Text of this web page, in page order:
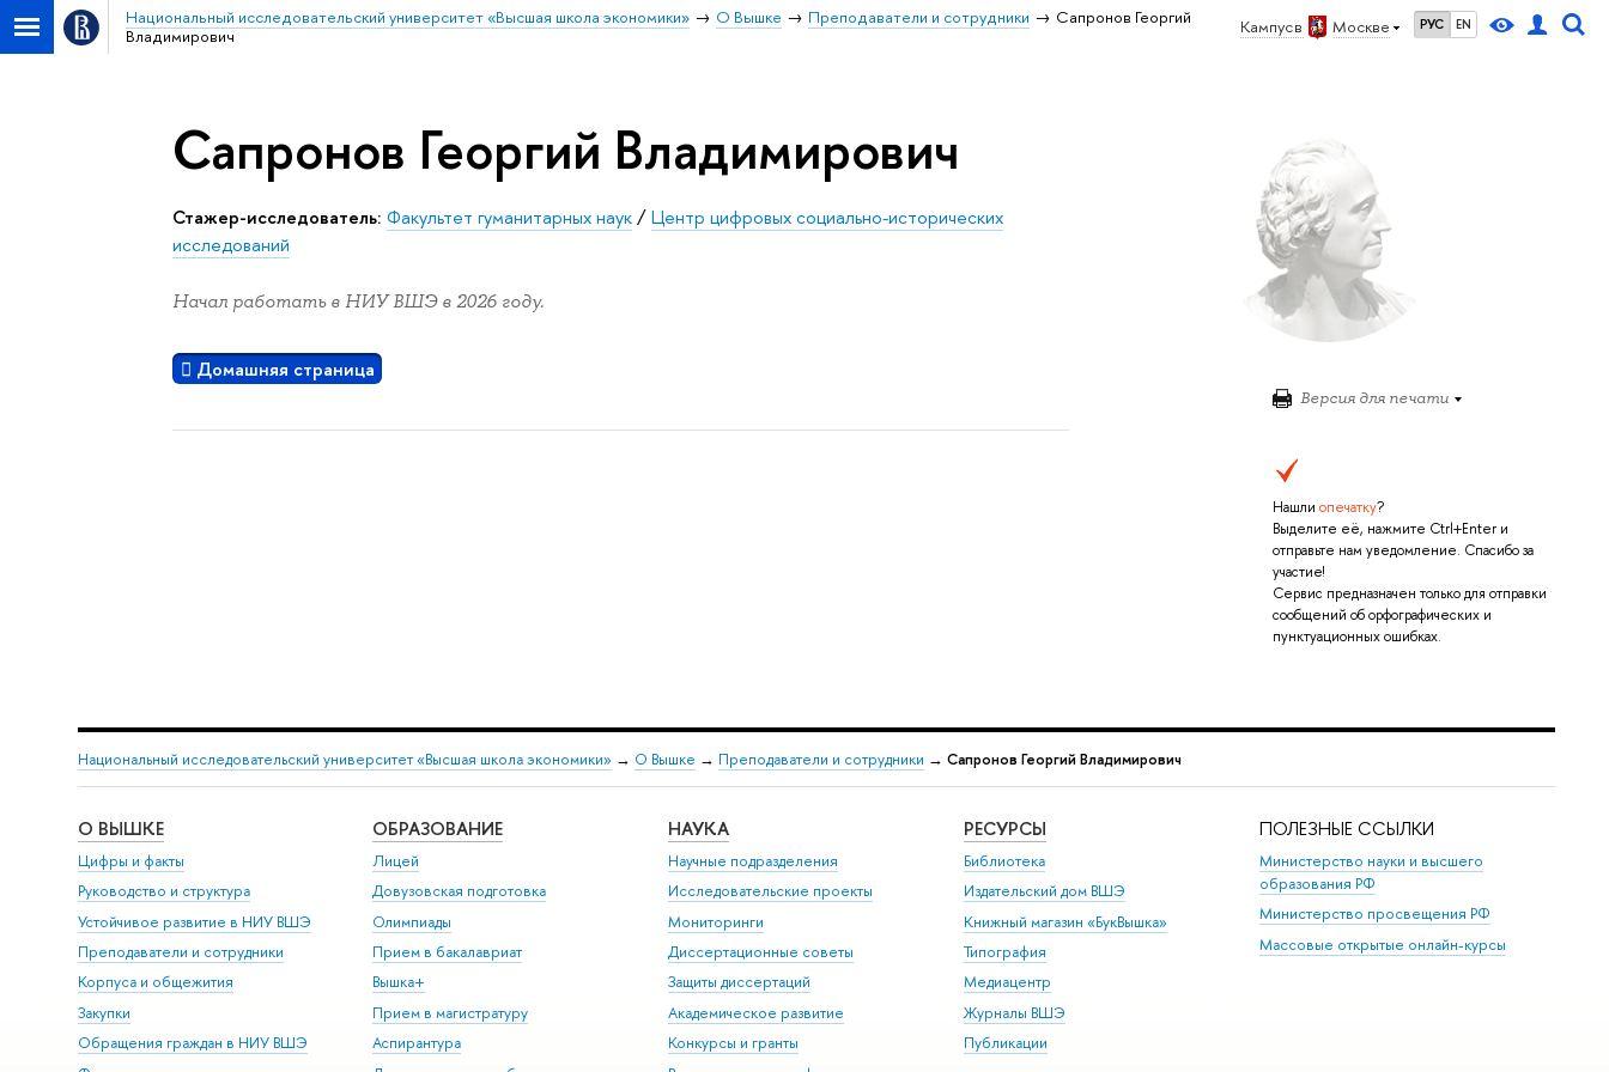
Кампус в Москве РУС EN
Национальный исследовательский университет «Высшая школа экономики» О Вышке Преподаватели и сотрудники
Сапронов Георгий
Владимирович
Версия для печати
Нашли опечатку?
Выделите её, нажмите Ctrl+Enter и
отправьте нам уведомление. Спасибо за
участие!
Сервис предназначен только для отправки
сообщений об орфографических и
пунктуационных ошибках.
Сапронов Георгий Владимирович
Стажер-исследователь: Факультет гуманитарных наук/Центр цифровых социально-исторических
исследований
Начал работать в НИУ ВШЭ в 2026 году.
Домашняя страница
Национальный исследовательский университет «Высшая школа экономики» → О Вышке → Преподаватели и сотрудники → Сапронов Георгий Владимирович
О ВЫШКЕ
Цифры и факты
Руководство и структура
Устойчивое развитие в НИУ ВШЭ
Преподаватели и сотрудники
Корпуса и общежития
Закупки
Обращения граждан в НИУ ВШЭ
ОБРАЗОВАНИЕ
Лицей
Довузовская подготовка
Олимпиады
Прием в бакалавриат
Вышка+
Прием в магистратуру
Аспирантура
НАУКА
Научные подразделения
Исследовательские проекты
Мониторинги
Диссертационные советы
Защиты диссертаций
Академическое развитие
Конкурсы и гранты
РЕСУРСЫ
Библиотека
Издательский дом ВШЭ
Книжный магазин «БукВышка»
Типография
Медиацентр
Журналы ВШЭ
Публикации
ПОЛЕЗНЫЕ ССЫЛКИ
Министерство науки и высшего
образования РФ
Министерство просвещения РФ
Массовые открытые онлайн-курсы